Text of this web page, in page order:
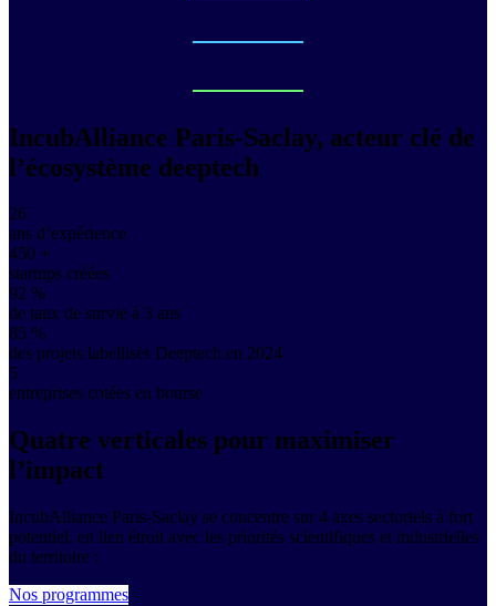
IncubAlliance Paris‑Saclay, acteur clé de
l’écosystème deeptech
26
ans d’expérience
450 +
startups créées
92 %
de taux de survie à 3 ans
85 %
des projets labellisés Deeptech en 2024
5
entreprises cotées en bourse
Quatre verticales pour maximiser
l’impact
IncubAlliance Paris-Saclay se concentre sur 4 axes sectoriels à fort
potentiel, en lien étroit avec les priorités scientifiques et industrielles
du territoire :
Nos programmes